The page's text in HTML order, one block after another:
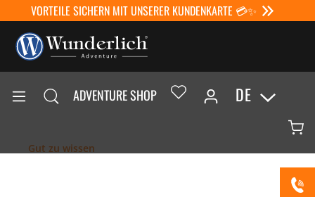
VORTEILE SICHERN MIT UNSERER KUNDENKARTE 💳✨
ADVENTURE SHOP DE
Gut zu wissen